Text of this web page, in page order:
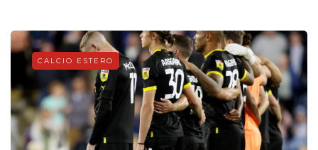
CALCIO ESTERO